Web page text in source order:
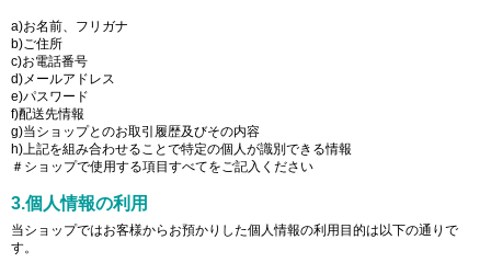
a)お名前、フリガナ
b)ご住所
c)お電話番号
d)メールアドレス
e)パスワード
f)配送先情報
g)当ショップとのお取引履歴及びその内容
h)上記を組み合わせることで特定の個人が識別できる情報
＃ショップで使用する項目すべてをご記入ください
3.個人情報の利用
当ショップではお客様からお預かりした個人情報の利用目的は以下の通りで
す。